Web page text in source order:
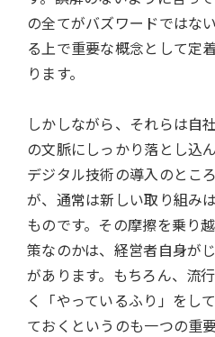
の全てがバズワードではな
る上で重要な概念として定
ります。
しかしながら、それらは自
の文脈にしっかり落とし込
デジタル技術の導入のとこ
が、通常は新しい取り組み
ものです。その摩擦を乗り
策なのかは、経営者自身が
があります。もちろん、流
く「やっているふり」をし
ておくというのも一つの重